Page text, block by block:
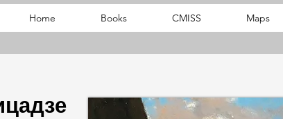
Home Books CMISS Maps